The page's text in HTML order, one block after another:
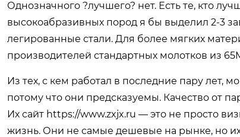
Однозначного ?лучшего? нет. Есть те, кто
высокоабразивных пород я бы выделил 2-3
легированные стали. Для более мягких
производителей стандартных молотков из
Из тех, с кем работал в последние пару лет,
потому что они предсказуемы. Качество от
Их сайт https://www.zxjx.ru — это не просто
жизнь. Они не самые дешевые на рынке, но